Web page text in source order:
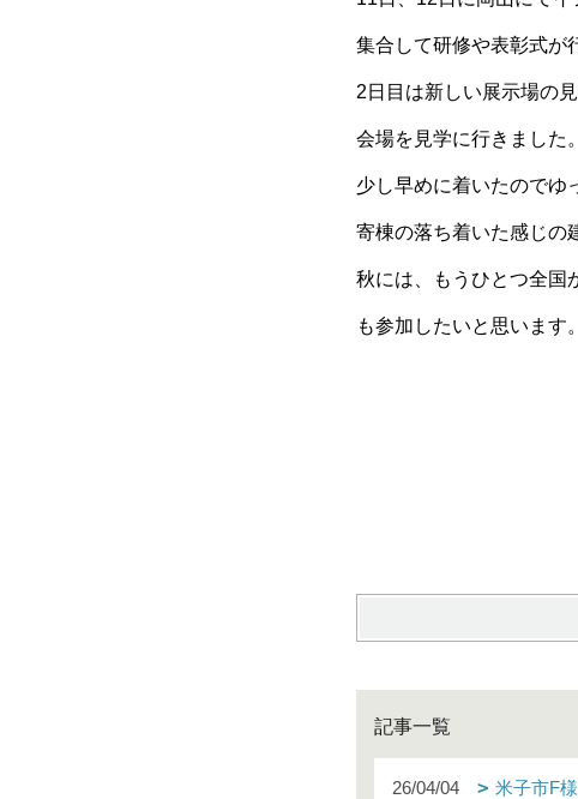
集合して研修や表彰式が
2日目は新しい展示場の
会場を見学に行きました。
少し早めに着いたのでゆ
寄棟の落ち着いた感じの
秋には、もうひとつ全国
も参加したいと思います。
記事一覧
26/04/04 米子市F